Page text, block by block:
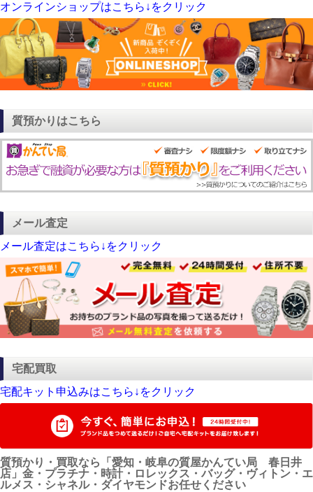
オンラインショップはこちら↓をクリック
質預かりはこちら
メール査定
メール査定はこちら↓をクリック
宅配買取
宅配キット申込みはこちら↓をクリック
質預かり・買取なら「愛知・岐阜の質屋かんてい局 春日井
店」金・プラチナ・時計・ロレックス・バッグ・ヴィトン・エ
ルメス・シャネル・ダイヤモンドお任せください